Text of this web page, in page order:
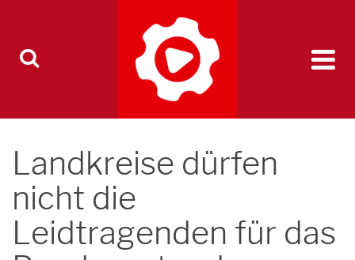
Landkreise dürfen
nicht die
Leidtragenden für das